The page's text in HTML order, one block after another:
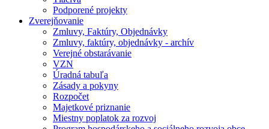
Podporené projekty
Zverejňovanie
Zmluvy, Faktúry, Objednávky
Zmluvy, faktúry, objednávky - archív
Verejné obstarávanie
VZN
Úradná tabuľa
Zásady a pokyny
Rozpočet
Majetkové priznanie
Miestny poplatok za rozvoj